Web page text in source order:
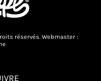
réservés. Webmaster :